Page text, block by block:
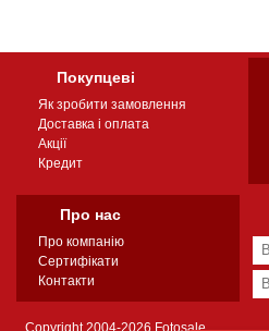
Покупцеві
Як зробити замовлення
Доставка і оплата
Акції
Кредит
Про нас
Про компанію
Сертифікати
Контакти
Copyright 2004-2026 Fotosale